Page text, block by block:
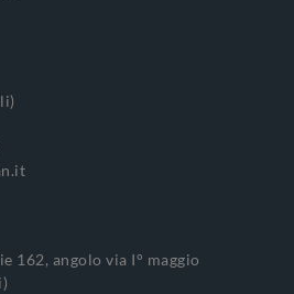
162, angolo via I° maggio